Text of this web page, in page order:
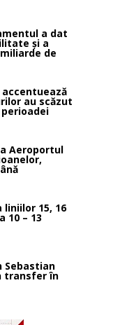
a dat
și a
de
au scăzut
Aeroportul
15, 16
10 – 13
Sebastian
transfer în